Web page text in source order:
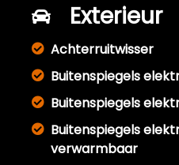
Exterieur
Achterruitwisser
Buitenspiegels
Buitenspiegels
Buitenspiegels
verwarmbaar